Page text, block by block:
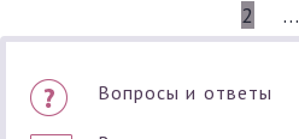
2 …
Вопросы и ответы